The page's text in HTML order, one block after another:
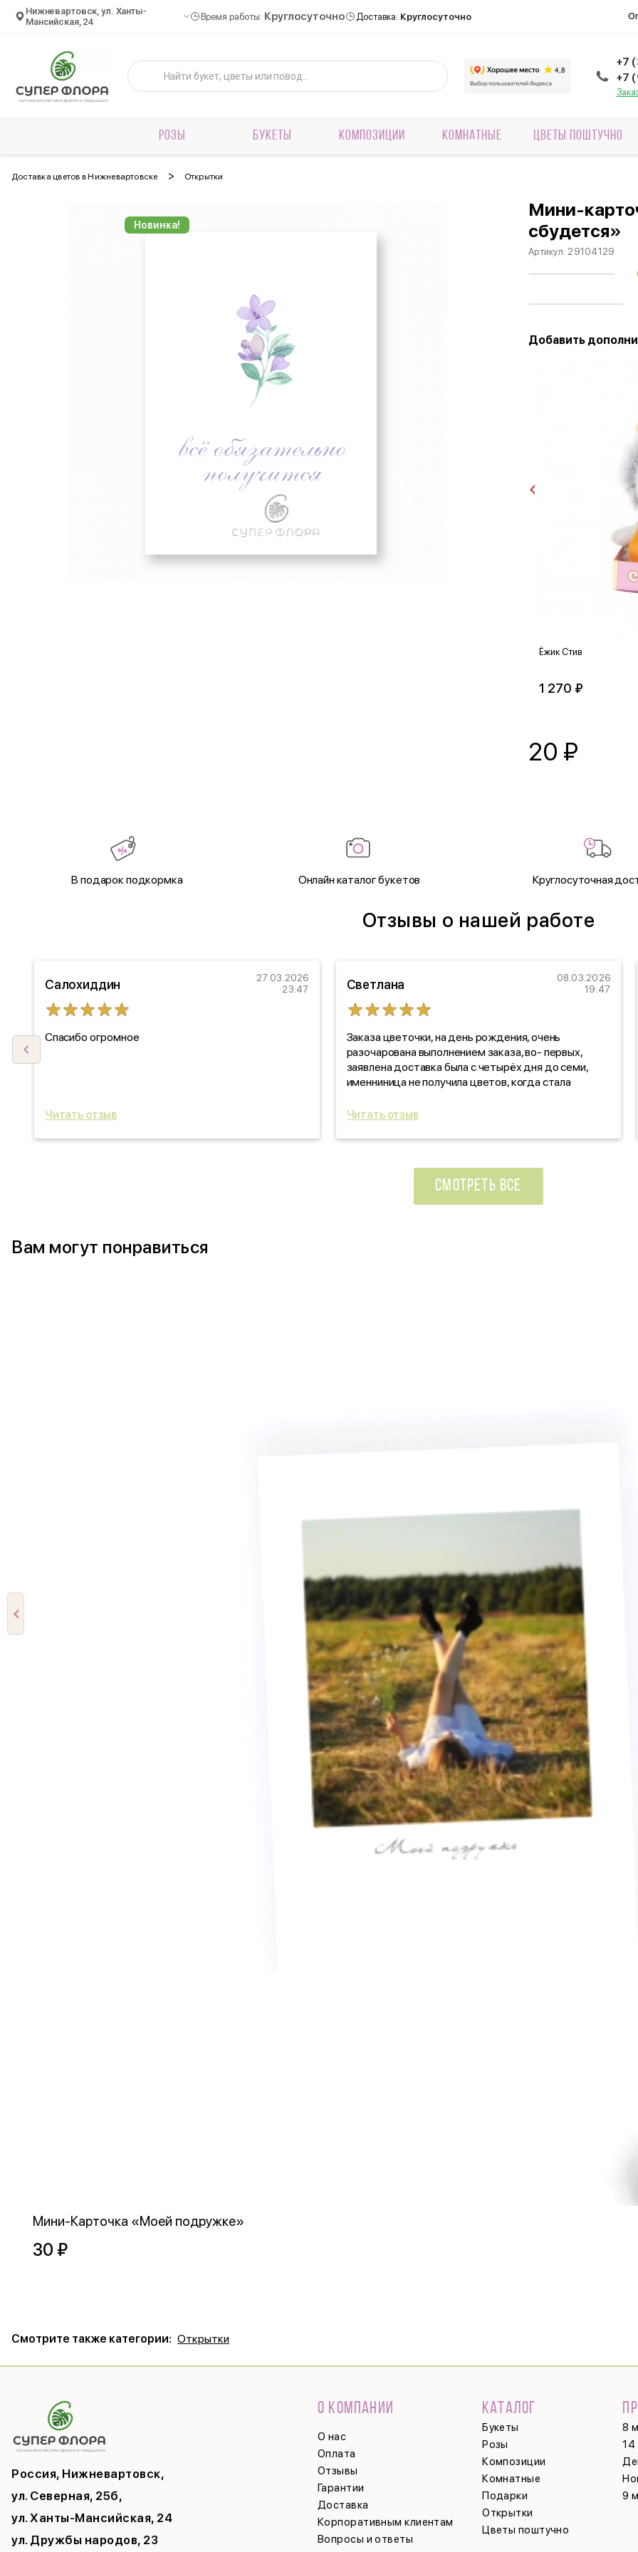
Нижневартовск, ул. Ханты-
Мансийская, 24
Время работы: Круглосуточно Доставка: Круглосуточно
+7
+7
РОЗЫ БУКЕТЫ КОМПОЗИЦИИ КОМНАТНЫЕ ЦВЕТЫ ПОШТУЧНО
Доставка цветов в Нижневартовске > Открытки
Новинка!
Мини-
сбудется»
Артикул: 29104129
Добавить
Ёжик Стив
1 270 ₽
20 ₽
В подарок подкормка Онлайн каталог букетов Круглосуточная
Отзывы о нашей работе
Салохиддин
27.03.2026
23:47
Спасибо огромное
Читать отзыв
Светлана
08.03.2026
19:47
Заказа цветочки, на день рождения, очень
разочарована выполнением заказа, во- первых,
заявлена доставка была с четырёх дня до семи,
именниница не получила цветов, когда стала
такое вообще возможно?!!! По качеству цветов,
цветочки, на деле- не свежие, прдмороженные!
поступаете?!!!
Читать отзыв
СМОТРЕТЬ ВСЕ
Вам могут понравиться
Мини-Карточка «Моей подружке»
30 ₽
Смотрите также категории: Открытки
Россия, Нижневартовск,
ул. Северная, 25б,
ул. Ханты-Мансийская, 24
ул. Дружбы народов, 23
О КОМПАНИИ
О нас
Оплата
Отзывы
Гарантии
Доставка
Корпоративным клиентам
Вопросы и ответы
КАТАЛОГ
Букеты
Розы
Композиции
Комнатные
Подарки
Открытки
Цветы поштучно
8
14
9